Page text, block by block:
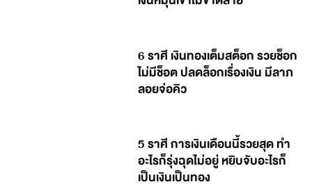
6 ราศี เงินทองเต็มสต็อก รวยช็อก
ไม่มีช็อต ปลดล็อกเรื่องเงิน มีลาภ
ลอยจ่อคิว
5 ราศี การเงินเดือนนี้รวยสุด ทำ
อะไรก็รุ่งฉุดไม่อยู่ หยิบจับอะไรก็
เป็นเงินเป็นทอง